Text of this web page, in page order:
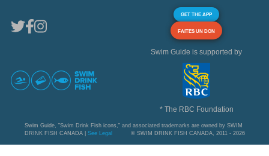
GET THE APP
FAITES UN DON
Swim Guide is supported by
* The RBC Foundation
Swim Guide, "Swim Drink Fish icons," and associated trademarks are owned by SWIM
DRINK FISH CANADA | See Legal © SWIM DRINK FISH CANADA, 2011 - 2026